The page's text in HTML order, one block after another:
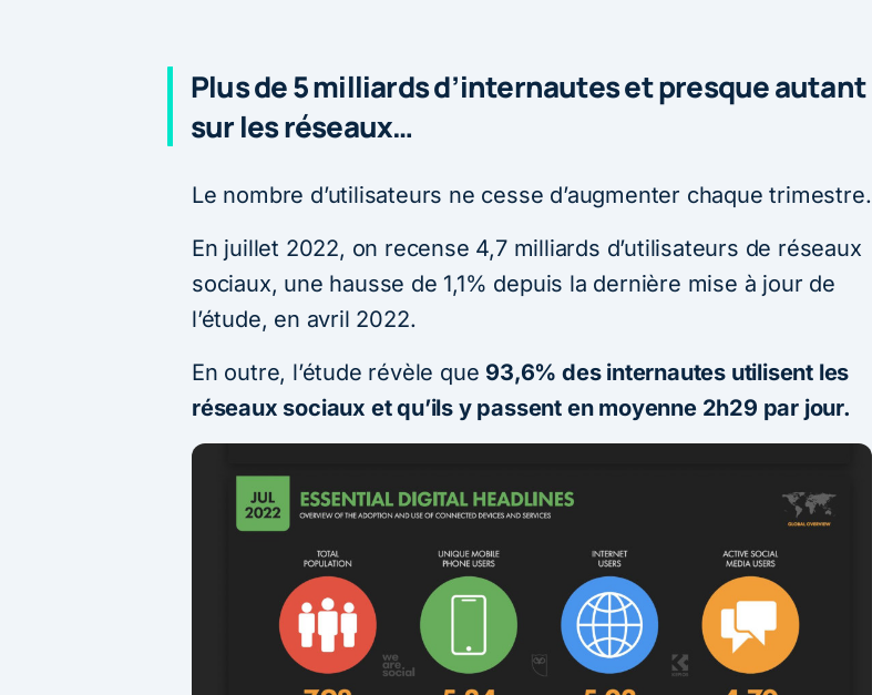
Plus de 5 milliards d’internautes et presque autant
sur les réseaux…
Le nombre d’utilisateurs ne cesse d’augmenter chaque trimestre.
En juillet 2022, on recense 4,7 milliards d’utilisateurs de réseaux
sociaux, une hausse de 1,1% depuis la dernière mise à jour de
l’étude, en avril 2022.
En outre, l’étude révèle que 93,6% des internautes utilisent les
réseaux sociaux et qu’ils y passent en moyenne 2h29 par jour.